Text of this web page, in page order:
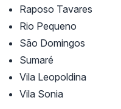
Raposo Tavares
Rio Pequeno
São Domingos
Sumaré
Vila Leopoldina
Vila Sonia